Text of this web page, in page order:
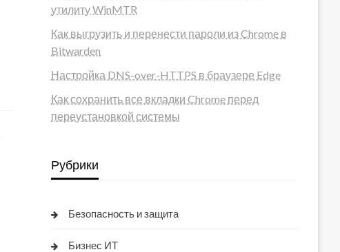
утилиту WinMTR
Как выгрузить и перенести пароли из Chrome в
Bitwarden
Настройка DNS-over-HTTPS в браузере Edge
Как сохранить все вкладки Chrome перед
переустановкой системы
Рубрики
Безопасность и защита
Бизнес ИТ